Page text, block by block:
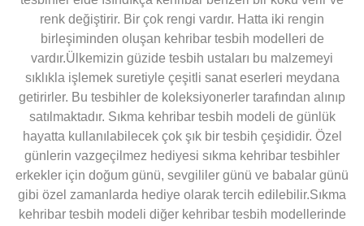
renk değiştirir. Bir çok rengi vardır. Hatta iki rengin
birleşiminden oluşan kehribar tesbih modelleri de
vardır.Ülkemizin güzide tesbih ustaları bu malzemeyi
sıklıkla işlemek suretiyle çeşitli sanat eserleri meydana
getirirler. Bu tesbihler de koleksiyonerler tarafından alınıp
satılmaktadır. Sıkma kehribar tesbih modeli de günlük
hayatta kullanılabilecek çok şık bir tesbih çeşididir. Özel
günlerin vazgeçilmez hediyesi sıkma kehribar tesbihler
erkekler için doğum günü, sevgililer günü ve babalar günü
gibi özel zamanlarda hediye olarak tercih edilebilir.Sıkma
kehribar tesbih modeli diğer kehribar tesbih modellerinde